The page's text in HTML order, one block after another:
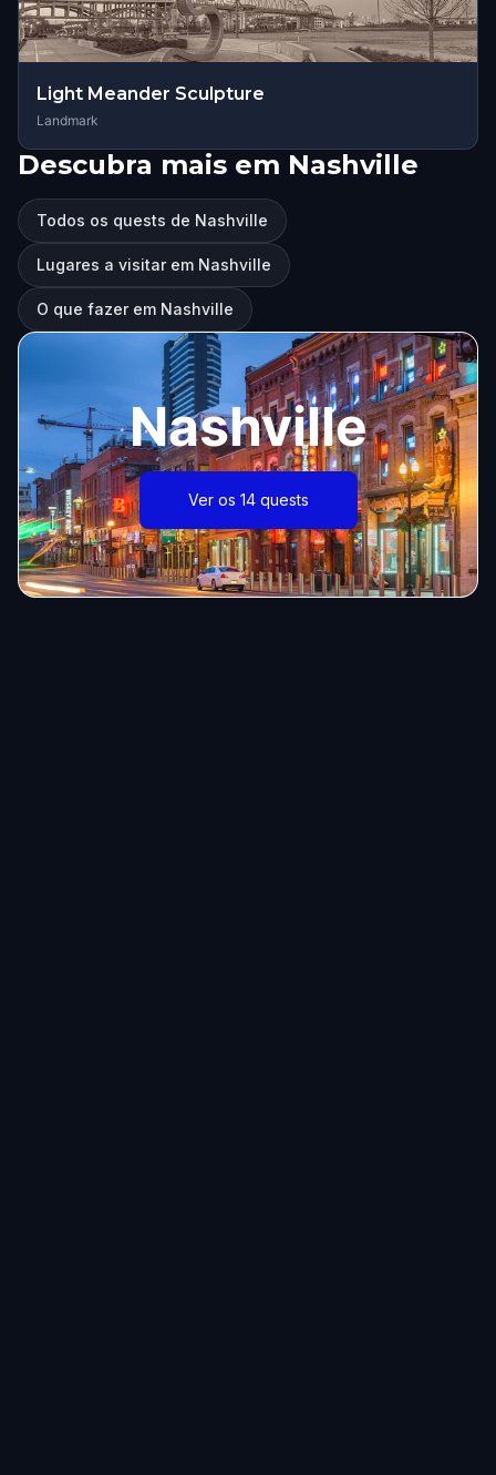
Light Meander Sculpture
Landmark
Descubra mais em Nashville
Todos os quests de Nashville
Lugares a visitar em Nashville
O que fazer em Nashville
Nashville
Ver os 14 quests